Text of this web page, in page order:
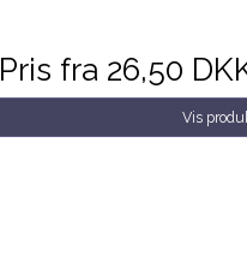
Pris fra 26,50
Vis